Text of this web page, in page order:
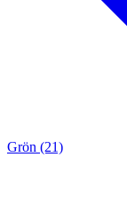
Grön (21)